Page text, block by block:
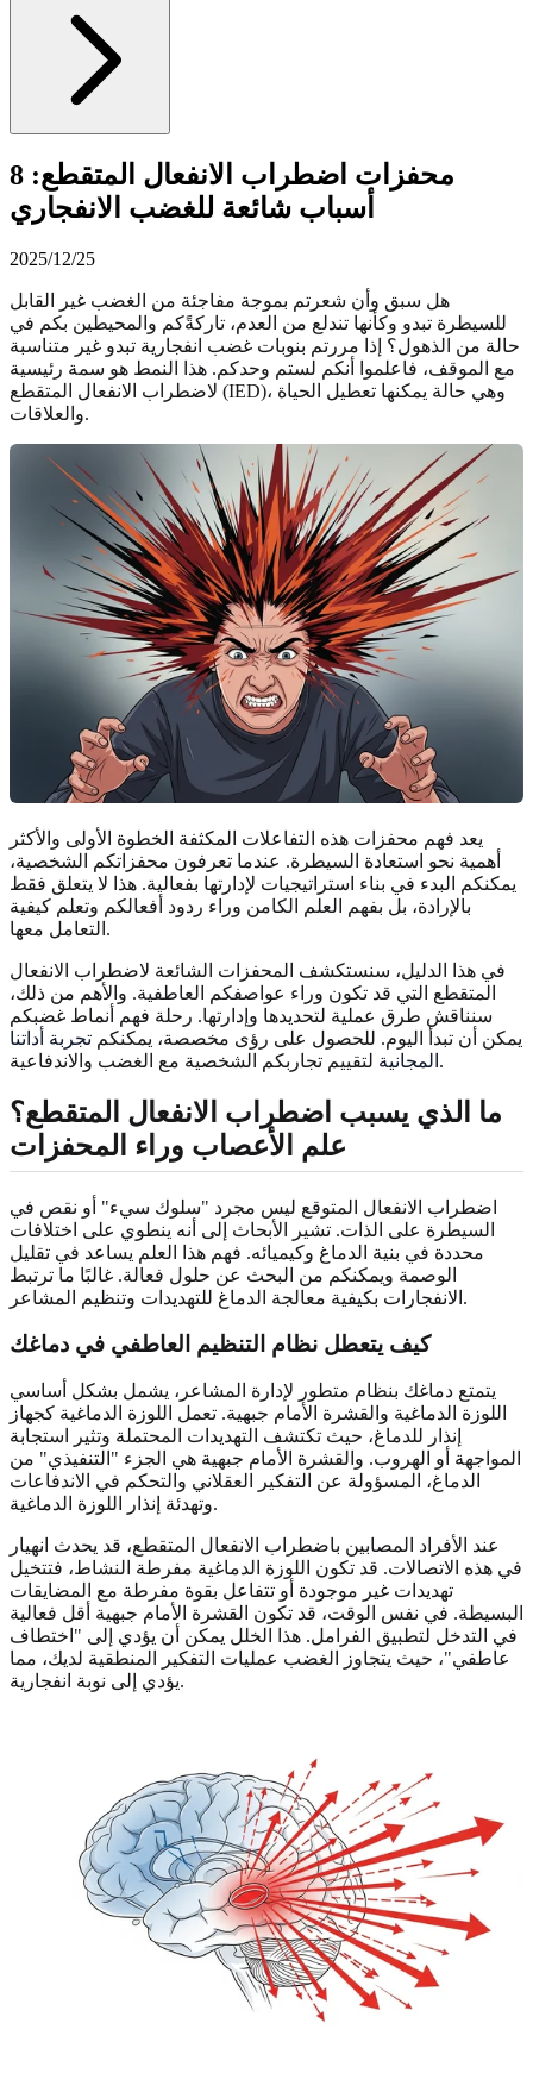
محفزات اضطراب الانفعال المتقطع: 8
أسباب شائعة للغضب الانفجاري
2025/12/25
هل سبق وأن شعرتم بموجة مفاجئة من الغضب غير القابل
للسيطرة تبدو وكأنها تندلع من العدم، تاركةًكم والمحيطين بكم في
حالة من الذهول؟ إذا مررتم بنوبات غضب انفجارية تبدو غير متناسبة
مع الموقف، فاعلموا أنكم لستم وحدكم. هذا النمط هو سمة رئيسية
لاضطراب الانفعال المتقطع (IED)، وهي حالة يمكنها تعطيل الحياة
والعلاقات.
يعد فهم محفزات هذه التفاعلات المكثفة الخطوة الأولى والأكثر
أهمية نحو استعادة السيطرة. عندما تعرفون محفزاتكم الشخصية،
يمكنكم البدء في بناء استراتيجيات لإدارتها بفعالية. هذا لا يتعلق فقط
بالإرادة، بل بفهم العلم الكامن وراء ردود أفعالكم وتعلم كيفية
التعامل معها.
في هذا الدليل، سنستكشف المحفزات الشائعة لاضطراب الانفعال
المتقطع التي قد تكون وراء عواصفكم العاطفية. والأهم من ذلك،
سنناقش طرق عملية لتحديدها وإدارتها. رحلة فهم أنماط غضبكم
يمكن أن تبدأ اليوم. للحصول على رؤى مخصصة، يمكنكم تجربة أداتنا
المجانية لتقييم تجاربكم الشخصية مع الغضب والاندفاعية.
ما الذي يسبب اضطراب الانفعال المتقطع؟
علم الأعصاب وراء المحفزات
اضطراب الانفعال المتوقع ليس مجرد "سلوك سيء" أو نقص في
السيطرة على الذات. تشير الأبحاث إلى أنه ينطوي على اختلافات
محددة في بنية الدماغ وكيميائه. فهم هذا العلم يساعد في تقليل
الوصمة ويمكنكم من البحث عن حلول فعالة. غالبًا ما ترتبط
الانفجارات بكيفية معالجة الدماغ للتهديدات وتنظيم المشاعر.
كيف يتعطل نظام التنظيم العاطفي في دماغك
يتمتع دماغك بنظام متطور لإدارة المشاعر، يشمل بشكل أساسي
اللوزة الدماغية والقشرة الأمام جبهية. تعمل اللوزة الدماغية كجهاز
إنذار للدماغ، حيث تكتشف التهديدات المحتملة وتثير استجابة
المواجهة أو الهروب. والقشرة الأمام جبهية هي الجزء "التنفيذي" من
الدماغ، المسؤولة عن التفكير العقلاني والتحكم في الاندفاعات
وتهدئة إنذار اللوزة الدماغية.
عند الأفراد المصابين باضطراب الانفعال المتقطع، قد يحدث انهيار
في هذه الاتصالات. قد تكون اللوزة الدماغية مفرطة النشاط، فتتخيل
تهديدات غير موجودة أو تتفاعل بقوة مفرطة مع المضايقات
البسيطة. في نفس الوقت، قد تكون القشرة الأمام جبهية أقل فعالية
في التدخل لتطبيق الفرامل. هذا الخلل يمكن أن يؤدي إلى "اختطاف
عاطفي"، حيث يتجاوز الغضب عمليات التفكير المنطقية لديك، مما
يؤدي إلى نوبة انفجارية.